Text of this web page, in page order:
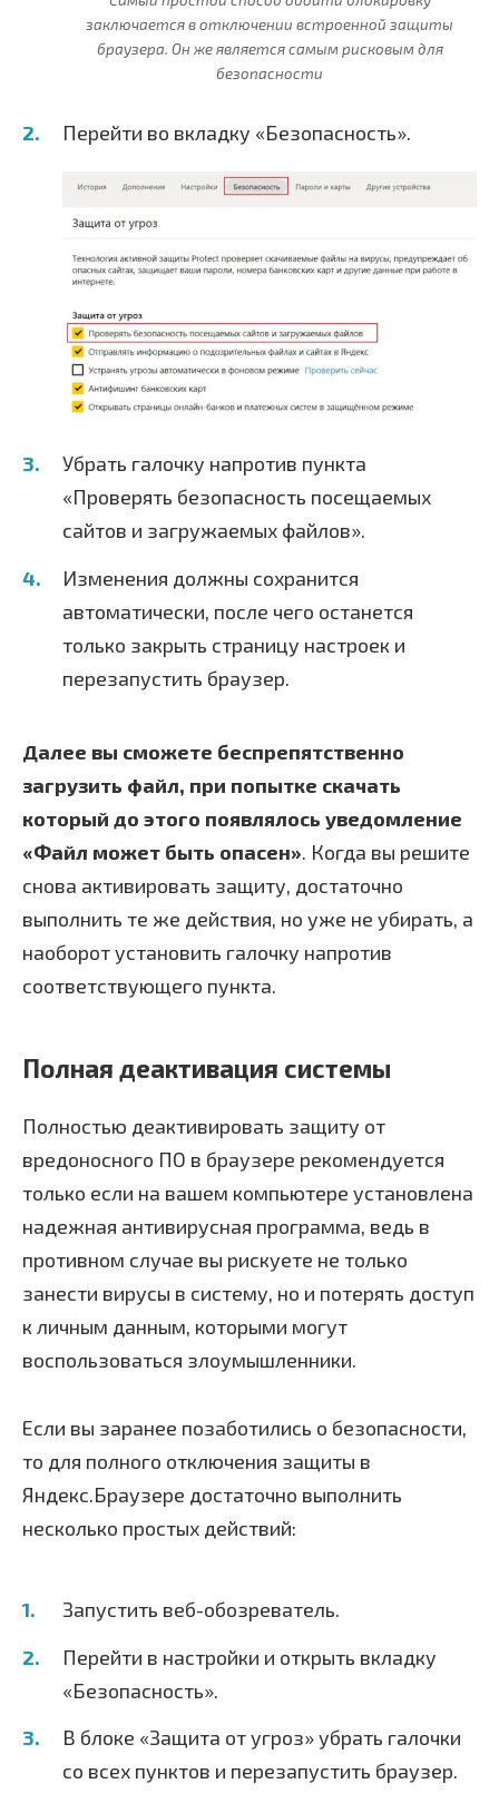
заключается в отключении встроенной защиты
браузера. Он же является самым рисковым для
безопасности
Перейти во вкладку «Безопасность».
Убрать галочку напротив пункта
«Проверять безопасность посещаемых
сайтов и загружаемых файлов».
Изменения должны сохранится
автоматически, после чего останется
только закрыть страницу настроек и
перезапустить браузер.
Далее вы сможете беспрепятственно
загрузить файл, при попытке скачать
который до этого появлялось уведомление
«Файл может быть опасен». Когда вы решите
снова активировать защиту, достаточно
выполнить те же действия, но уже не убирать, а
наоборот установить галочку напротив
соответствующего пункта.
Полная деактивация системы
Полностью деактивировать защиту от
вредоносного ПО в браузере рекомендуется
только если на вашем компьютере установлена
надежная антивирусная программа, ведь в
противном случае вы рискуете не только
занести вирусы в систему, но и потерять доступ
к личным данным, которыми могут
воспользоваться злоумышленники.
Если вы заранее позаботились о безопасности,
то для полного отключения защиты в
Яндекс.Браузере достаточно выполнить
несколько простых действий:
Запустить веб-обозреватель.
Перейти в настройки и открыть вкладку
«Безопасность».
В блоке «Защита от угроз» убрать галочки
со всех пунктов и перезапустить браузер.